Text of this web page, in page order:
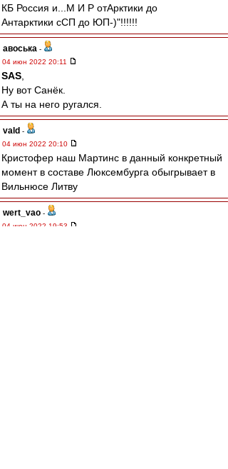
КБ Россия и...М И Р отАрктики до
Антарктики сСП до ЮП-)"!!!!!!
авоська -
04 июн 2022 20:11
SAS
Ну вот Санёк.
А ты на него ругался.
vald -
04 июн 2022 20:10
Кристофер наш Мартинс в данный конкретный
момент в составе Люксембурга обыгрывает в
Вильнюсе Литву
wert_vao -
04 июн 2022 19:53